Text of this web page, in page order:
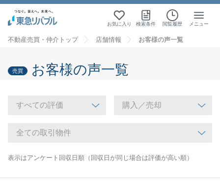
お気に入り 検索条件 閲覧履歴 メニュー
不動産売買・仲介トップ 店舗情報 お客様の声一覧
売買 お客様の声一覧
表示はアンケート回収日順（回収日が同じ場合は評価が高い順）